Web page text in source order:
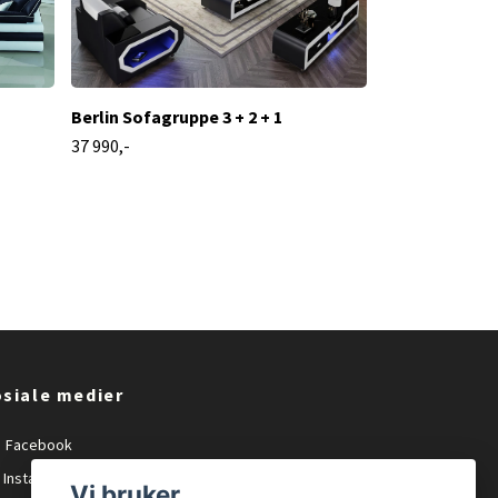
Berlin Sofagruppe 3 + 2 + 1
37 990,-
medier
Facebook
Instagram